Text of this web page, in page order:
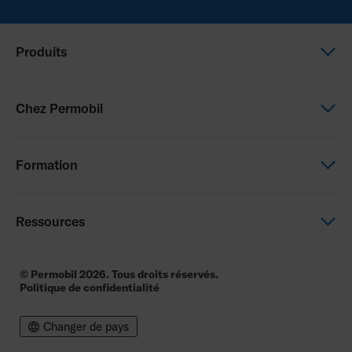
Produits
Chez Permobil
Formation
Ressources
Manuals and product data
Documents Réglementaires
Pilotes & Logiciels
© Permobil 2026. Tous droits réservés.
Politique de confidentialité
Changer de pays